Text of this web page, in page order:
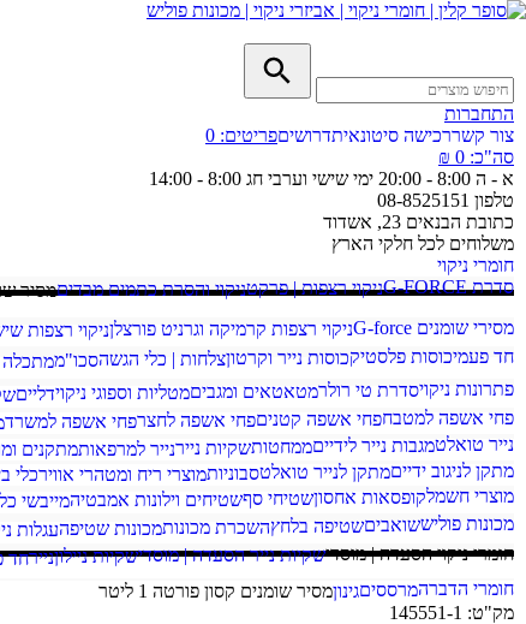
התחברות
צור קשררכישה סיטונאיתדרושיםפריטים: 0
סה"כ: 0 ₪
א - ה 8:00 - 20:00
ימי שישי וערבי חג 8:00 - 14:00
טלפון 08-8525151
כתובת הבנאים 23, אשדוד
משלוחים לכל חלקי הארץ
חומרי ניקוי
סדרת G-FORCE
ניקוי רצפות | פרקטניקוי והסרת כתמים מבדיםמסיר
מסירי שומנים G-force
ניקוי רצפות קרמיקה וגרניט פורצלןניקוי רצפות
חד פעמיכוסות פלסטיקכוסות נייר וקרטוןצלחות | כלי הגשהסכו"ממתכלה
פתרונות ניקויסדרת טי רולרמטאטאים ומגביםמטליות וספוגי ניקוידליים
פחי אשפה למטבחפחי אשפה קטניםפחי אשפה לחצרפחי אשפה למשרד
נייר טואלטמגבות נייר לידייםממחטותשקיות ניירנייר למרפאותמתקנים
מתקן לניגוב ידייםמתקן לנייר טואלטסבוניותמוצרי ריח ומטהרי אווירכלי
מוצרי חשמלקופסאות אחסוןשטיחי סףשטיחים וילונות אמבטיהמייבשי
מכונות פוליששואביםשטיפה בלחץהשכרת מכונותמכונות שטיפהעגלות
חומרי ניקוי הסעדה | מוסדישקיות נייר הסעדה | מוסדישקיות ניילוןניירחד
חומרי הדברהמרססיםגינוןמסיר שומנים קסון פורטה 1 ליטר
מק"ט: 145551-1